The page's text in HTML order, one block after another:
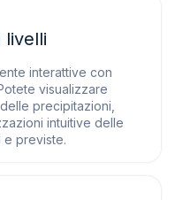
livelli
interattive con
visualizzare
precipitazioni,
intuitive delle
e previste.